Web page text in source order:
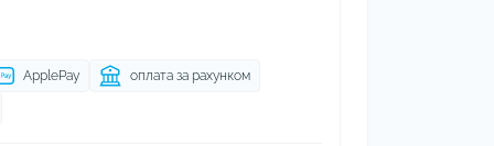
ApplePay оплата за рахунком